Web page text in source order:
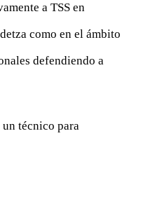
a TSS en
como en el ámbito
defendiendo a
técnico para